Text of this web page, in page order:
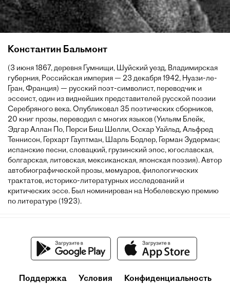
Константин Бальмонт
(3 июня 1867, деревня Гумнищи, Шуйский уезд, Владимирская
губерния, Российская империя — 23 декабря 1942, Нуази-ле-
Гран, Франция) — русский поэт-символист, переводчик и
эссеист, один из виднейших представителей русской поэзии
Серебряного века. Опубликовал 35 поэтических сборников,
20 книг прозы, переводил с многих языков (Уильям Блейк,
Эдгар Аллан По, Перси Биш Шелли, Оскар Уайльд, Альфред
Теннисон, Герхарт Гауптман, Шарль Бодлер, Герман Зудерман;
испанские песни, словацкий, грузинский эпос, югославская,
болгарская, литовская, мексиканская, японская поэзия). Автор
автобиографической прозы, мемуаров, филологических
трактатов, историко-литературных исследований и
критических эссе. Был номинирован на Нобелевскую премию
по литературе (1923).
Поддержка Условия Конфиденциальность